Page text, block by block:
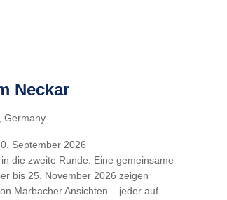
Neckar
Germany
September 2026
die zweite Runde: Eine gemeinsame
bis 25. November 2026 zeigen
Marbacher Ansichten – jeder auf